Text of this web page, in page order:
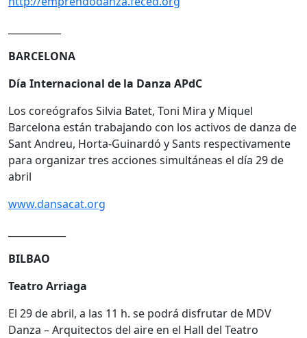
BARCELONA
Día Internacional de la Danza APdC
Los coreógrafos Silvia Batet, Toni Mira y Miquel
Barcelona están trabajando con los activos de danza de
Sant Andreu, Horta-Guinardó y Sants respectivamente
para organizar tres acciones simultáneas el día 29 de
abril
www.dansacat.org
BILBAO
Teatro Arriaga
El 29 de abril, a las 11 h. se podrá disfrutar de MDV
Danza – Arquitectos del aire en el Hall del Teatro